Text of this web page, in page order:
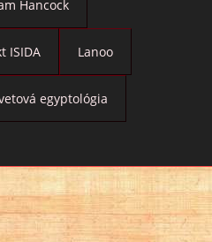
Hancock
ISIDA Lanoo
egyptológia